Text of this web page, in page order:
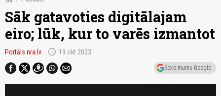
Sāk gatavoties digitālajam
eiro; lūk, kur to varēs izmantot
Portāls nra.lv schedule 19.okt 2023
Seko mums Google